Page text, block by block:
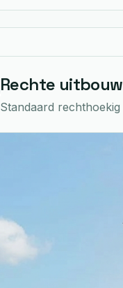
Rechte uitbouw
Standaard rechthoekig